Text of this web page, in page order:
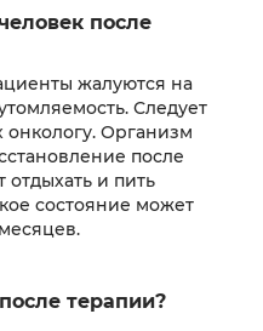
после
жалуются на
Следует
онкологу. Организм
после
отдыхать и пить
состояние может
терапии?